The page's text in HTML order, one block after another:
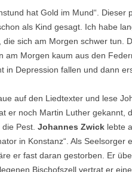
hat Gold im Mund“.
als Kind gesagt. Ich habe
die sich am Morgen schwer tun.
am Morgen kaum aus den
in Depression fallen und dann
auf den Liedtexter und lese
er noch Martin Luther gekannt,
Pest. Johannes Zwick lebte
in Konstanz“. Als
er fast daran gestorben. Er
Bischofszell vertrat er